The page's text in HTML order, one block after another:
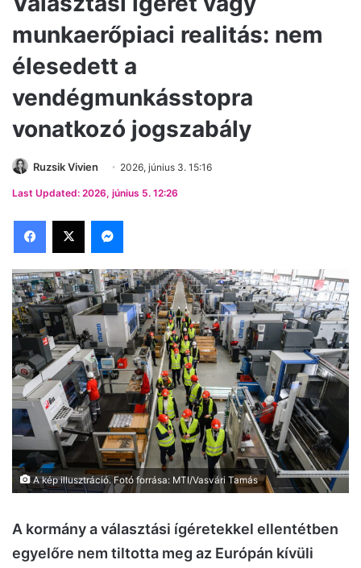
munkaerőpiaci realitás: nem
élesedett a
vendégmunkásstopra
vonatkozó jogszabály
Ruzsik Vivien 2026, június 3. 15:16
Last Updated: 2026, június 5. 12:26
Facebook
X Messenger
A kép illusztráció. Fotó forrása: MTI/Vasvári Tamás
A kormány a választási ígéretekkel ellentétben
egyelőre nem tiltotta meg az Európán kívüli